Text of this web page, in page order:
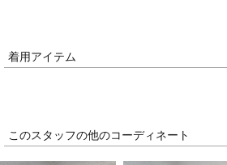
着用アイテム
このスタッフの他のコーディネート